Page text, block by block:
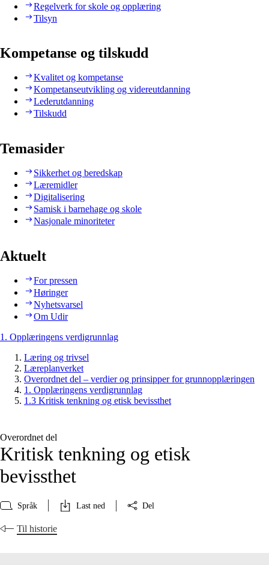
Regelverk for skole og opplæring
Tilsyn
Kompetanse og tilskudd
Kvalitet og kompetanse
Kompetanseutvikling og videreutdanning
Lederutdanning
Tilskudd
Temasider
Sikkerhet og beredskap
Læremidler
Digitalisering
Samisk i barnehage og skole
Nasjonale minoriteter
Aktuelt
For pressen
Høringer
Nyhetsvarsel
Om Udir
1. Opplæringens verdigrunnlag
Læring og trivsel
Læreplanverket
Overordnet del – verdier og prinsipper for grunnopplæringen
1. Opplæringens verdigrunnlag
1.3 Kritisk tenkning og etisk bevissthet
Overordnet del
Kritisk tenkning og etisk
bevissthet
Språk Last ned Del
Til historie